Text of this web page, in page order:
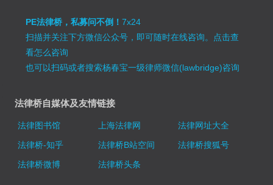
PE法律桥，私募问不倒！7x24
扫描并关注下方微信公众号，即可随时在线咨询。 点击查
看怎么咨询
也可以扫码或者搜索杨春宝一级律师微信(lawbridge)咨询
法律桥自媒体及友情链接
法律图书馆 上海法律网
法律网址大全
法律桥-知乎
法律桥B站空间
法律桥搜狐号
法律桥微博
法律桥头条